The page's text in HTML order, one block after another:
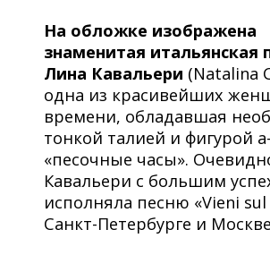
На обложке изображена
знаменитая итальянская
Лина Кавальери (Natalina
одна из красивейших
времени, обладавшая
тонкой талией и фигурой
«песочные часы».
Кавальери с большим
исполняла песню «Vieni sul
Санкт-Петербурге и